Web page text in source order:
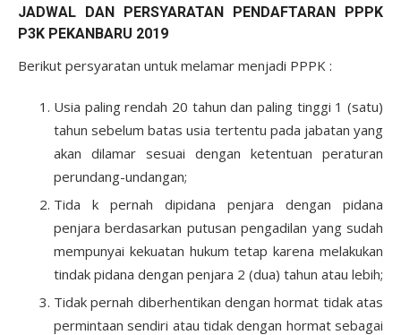
JADWAL DAN PERSYARATAN PENDAFTARAN PPPK
P3K PEKANBARU 2019
Berikut persyaratan untuk melamar menjadi PPPK :
Usia paling rendah 20 tahun dan paling tinggi 1 (satu)
tahun sebelum batas usia tertentu pada jabatan yang
akan dilamar sesuai dengan ketentuan peraturan
perundang-undangan;
Tida k pernah dipidana penjara dengan pidana
penjara berdasarkan putusan pengadilan yang sudah
mempunyai kekuatan hukum tetap karena melakukan
tindak pidana dengan penjara 2 (dua) tahun atau lebih;
Tidak pernah diberhentikan dengan hormat tidak atas
permintaan sendiri atau tidak dengan hormat sebagai